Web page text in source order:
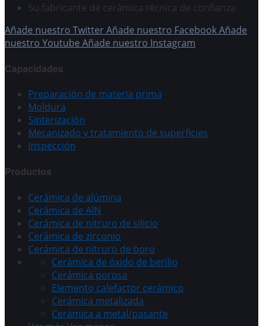
Su fabricante de cerámica técnica de confianza
Añade nuestro TwitterAñade nuestro FacebookAñade
nuestro Youtube Añade nuestro Instagram
Capacidades
Preparación de materia prima
Moldura
Sinterización
Mecanizado y tratamiento de superficies
Inspección
Productos
Cerámica de alúmina
Cerámica de AlN
Cerámica de nitruro de silicio
Cerámica de zirconio
Cerámica de nitruro de boro
Cerámica de óxido de berilio
Cerámica porosa
Elemento calefactor cerámico
Cerámica metalizada
Cerámica a metal/pasante